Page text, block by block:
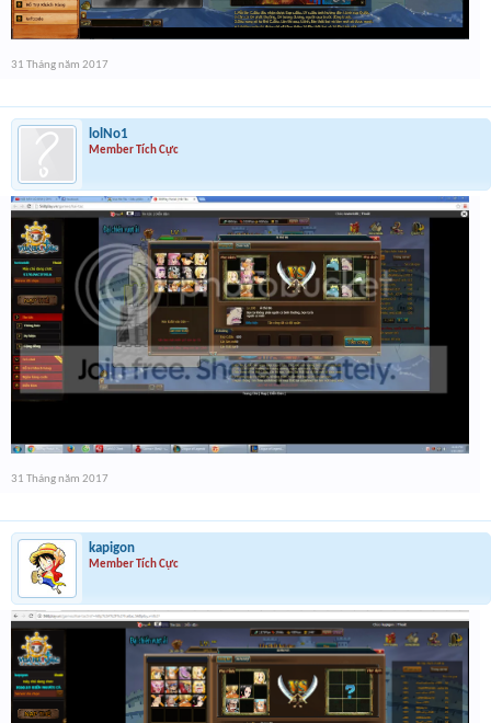
31 Tháng năm 2017
lolNo1
Member Tích Cực
31 Tháng năm 2017
kapigon
Member Tích Cực